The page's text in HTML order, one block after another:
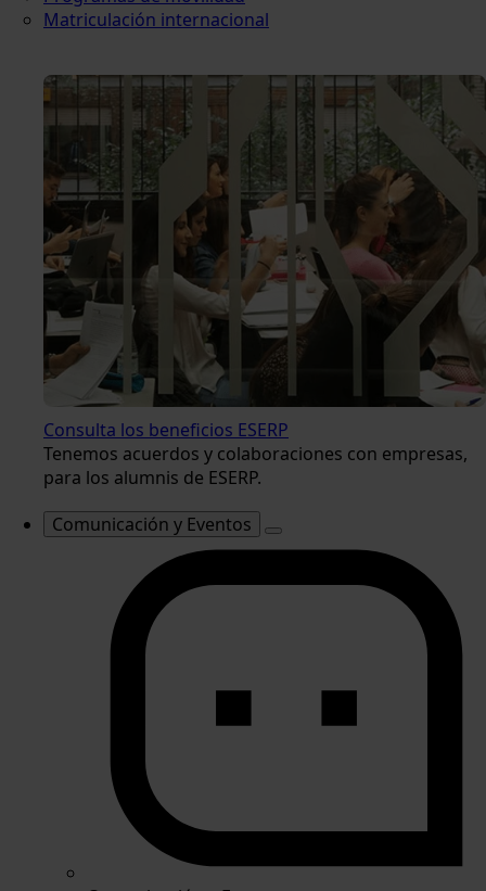
Matriculación internacional
Consulta los beneficios ESERP
Tenemos acuerdos y colaboraciones con empresas,
para los alumnis de ESERP.
Comunicación y Eventos